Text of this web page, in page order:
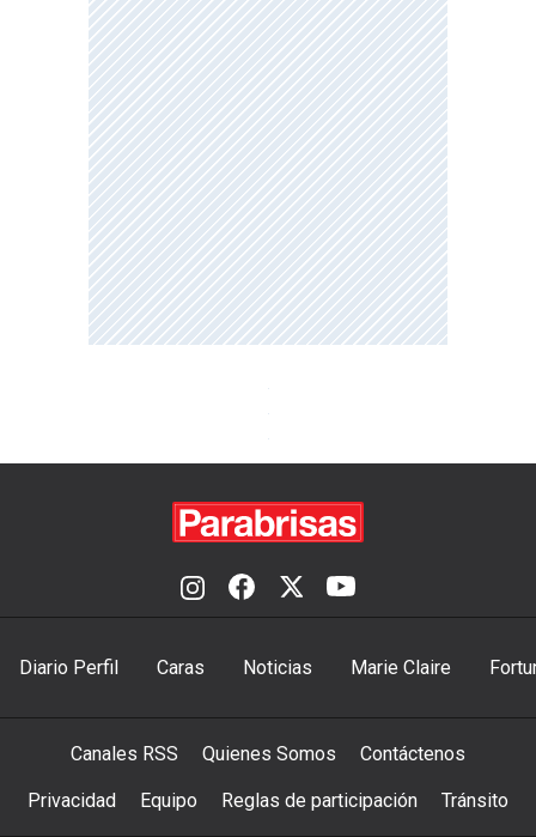
Diario Perfil Caras Noticias Marie Claire
Canales RSS Quienes Somos Contáctenos
Privacidad Equipo Reglas de participación Tránsito